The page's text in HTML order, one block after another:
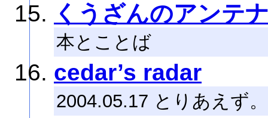
くうざんのアンテ
本とことば
cedar’s radar
2004.05.17 とりあえず。